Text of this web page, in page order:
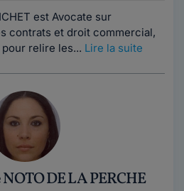
est Avocate sur
contrats et droit commercial,
relire les... Lire la suite
DE LA PERCHE